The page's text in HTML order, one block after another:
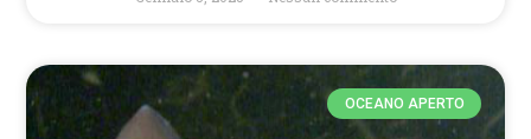
OCEANO APERTO